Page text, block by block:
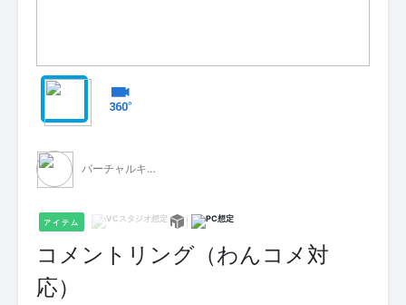
バーチャルキャスト公式 素材配布
アイテム
コメントリング（わんコメ対
応）